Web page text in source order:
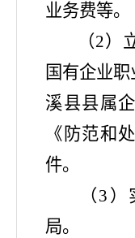
业务费等。
（2）
国有企业
溪县县属
《防范和
件。
（ 3）
局。